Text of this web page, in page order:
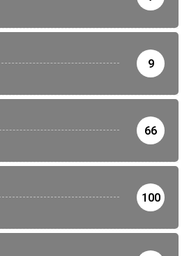
9
66
100